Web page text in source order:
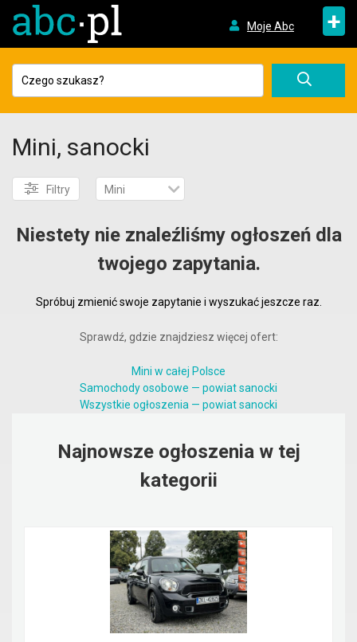
Moje Abc +
Mini, sanocki
Filtry Mini
Niestety nie znaleźliśmy ogłoszeń dla
twojego zapytania.
Spróbuj zmienić swoje zapytanie i wyszukać jeszcze raz.
Sprawdź, gdzie znajdziesz więcej ofert:
Mini w całej Polsce
Samochody osobowe — powiat sanocki
Wszystkie ogłoszenia — powiat sanocki
Najnowsze ogłoszenia w tej
kategorii